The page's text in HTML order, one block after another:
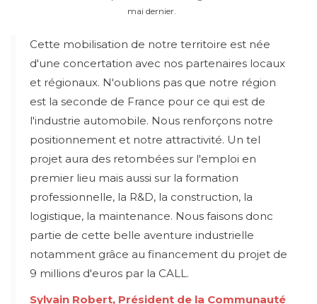
mai dernier.
Cette mobilisation de notre territoire est née
d'une concertation avec nos partenaires locaux
et régionaux. N'oublions pas que notre région
est la seconde de France pour ce qui est de
l'industrie automobile. Nous renforçons notre
positionnement et notre attractivité. Un tel
projet aura des retombées sur l'emploi en
premier lieu mais aussi sur la formation
professionnelle, la R&D, la construction, la
logistique, la maintenance. Nous faisons donc
partie de cette belle aventure industrielle
notamment grâce au financement du projet de
9 millions d'euros par la CALL.
Sylvain Robert, Président de la Communauté